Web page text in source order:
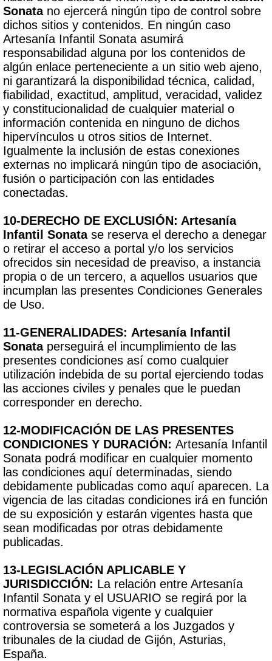
Sonatano ejercerá ningún tipo de control sobre
dichos sitios y contenidos. En ningún caso
Artesanía Infantil Sonata asumirá
responsabilidad alguna por los contenidos de
algún enlace perteneciente a un sitio web ajeno,
ni garantizará la disponibilidad técnica, calidad,
fiabilidad, exactitud, amplitud, veracidad, validez
y constitucionalidad de cualquier material o
información contenida en ninguno de dichos
hipervínculos u otros sitios de Internet.
Igualmente la inclusión de estas conexiones
externas no implicará ningún tipo de asociación,
fusión o participación con las entidades
conectadas.
10-DERECHO DE EXCLUSIÓN: Artesanía
Infantil Sonata se reserva el derecho a denegar
o retirar el acceso a portal y/o los servicios
ofrecidos sin necesidad de preaviso, a instancia
propia o de un tercero, a aquellos usuarios que
incumplan las presentes Condiciones Generales
de Uso.
11-GENERALIDADES: Artesanía Infantil
Sonataperseguirá el incumplimiento de las
presentes condiciones así como cualquier
utilización indebida de su portal ejerciendo todas
las acciones civiles y penales que le puedan
corresponder en derecho.
12-MODIFICACIÓN DE LAS PRESENTES
CONDICIONES Y DURACIÓN: Artesanía Infantil
Sonata podrá modificar en cualquier momento
las condiciones aquí determinadas, siendo
debidamente publicadas como aquí aparecen. La
vigencia de las citadas condiciones irá en función
de su exposición y estarán vigentes hasta que
sean modificadas por otras debidamente
publicadas.
13-LEGISLACIÓN APLICABLE Y
JURISDICCIÓN: La relación entre Artesanía
Infantil Sonata y el USUARIO se regirá por la
normativa española vigente y cualquier
controversia se someterá a los Juzgados y
tribunales de la ciudad de Gijón, Asturias,
España.